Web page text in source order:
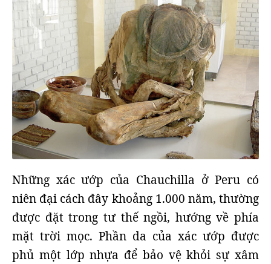
Những xác ướp của Chauchilla ở Peru có
niên đại cách đây khoảng 1.000 năm, thường
được đặt trong tư thế ngồi, hướng về phía
mặt trời mọc. Phần da của xác ướp được
phủ một lớp nhựa để bảo vệ khỏi sự xâm